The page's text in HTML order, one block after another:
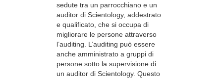
sedute tra un parrocchiano e un
auditor di Scientology, addestrato
e qualificato, che si occupa di
migliorare le persone attraverso
l’auditing. L’auditing può essere
anche amministrato a gruppi di
persone sotto la supervisione di
un auditor di Scientology. Questo